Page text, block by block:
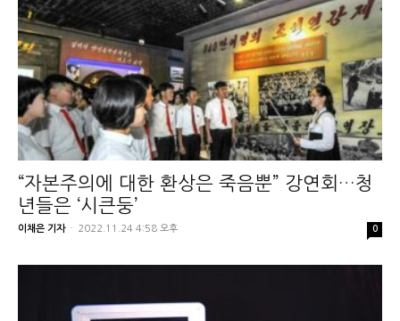
“자본주의에 대한 환상은 죽음뿐” 강연회…청
년들은 ‘시큰둥’
이채은 기자 - 2022.11.24 4:58 오후 0